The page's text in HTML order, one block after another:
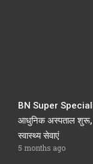
BN Super
आधुनिक अस्पताल शुरू,
स्वास्थ्य सेवाएं
5 months ago